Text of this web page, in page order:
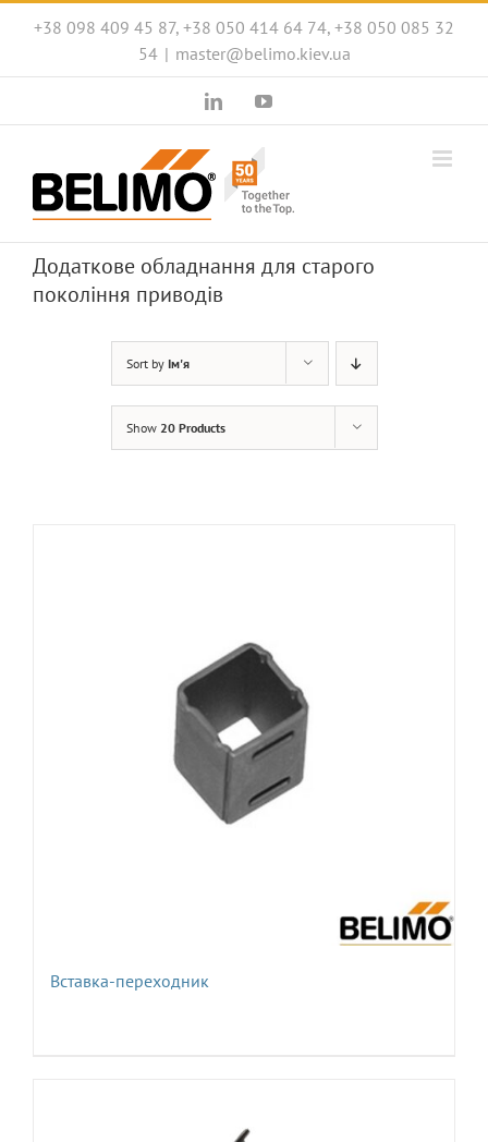
+38 098 409 45 87, +38 050 414 64 74, +38 050 085 32
54 | master@belimo.kiev.ua
LinkedInYouTube
Додаткове обладнання для старого
покоління приводів
Sort by Ім'я
Show 20 Products
Вставка-переходник